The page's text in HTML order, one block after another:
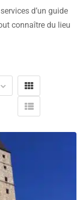
d’un guide
connaître du lieu